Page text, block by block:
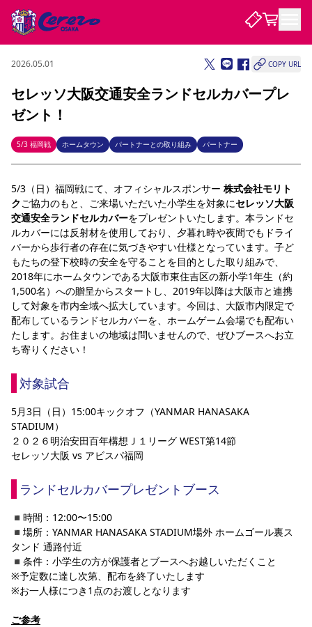
試合・チーム
試合について
試合日程 / 結果 順位表
チームについて
選手・スタッフ スケジュール メディア情報 アクセス レディース
アカデミー ハナサカプレーヤー 歴代所属選手
観戦する
チケット
チケット情報 販売スケジュール 価格・席種 購入方法
シーズンシート
法人シーズンシート 福祉サービス 団体チケット
特定興行入場券
譲渡サービス リセールサービス
観戦ガイド
初めて観戦ガイド キッズ向けサービス グルメ
マッチデープログラム
観戦マナー&ルール
ビジターサポーター観戦ガイド 公式アプリ
スタジアム
YANMAR HANASAKA STADIUM
DAZNで観戦
アウェイツアー
よくある質問
クラブを知る
セレッソ大阪について
クラブ紹介 沿革 シーズン記録 求人情報
サポートする
パートナー企業募集中 セレッソ大阪VISAカード
サポートスタッフ
セレッソアイデアちょうだいな
応援商店街
Lise（ライセンスビジネス）
サステナビリティ
サステナビリティポリシー
スポーツクラブ
関連団体/施設
セレッソスポーツパーク舞洲
YANMAR HANASAKA STADIUM
セレッソ大阪アカデミー
子供のサッカースクール
ファンクラブ
ファンクラブ
SAKURA SOCIO SAKURA POINT Program 招待券引換方法
先行入場
まいセレチケット 会員規定 婚姻届・出生届・命名書
ニュース
ニュース
すべて チーム グッズ チケット イベント ファンクラブ
ホームタウン
パートナー スポーツクラブ メディア 30周年
レディース
アカデミー
2026.05.01 COPY URL
セレッソ大阪交通安全ランドセルカバープレ
ゼント！
5/3 福岡戦 ホームタウン パートナーとの取り組み パートナー
5/3（日）福岡戦にて、オフィシャルスポンサー 株式会社モリト
クご協力のもと、ご来場いただいた小学生を対象にセレッソ大阪
交通安全ランドセルカバーをプレゼントいたします。本ランドセ
ルカバーには反射材を使用しており、夕暮れ時や夜間でもドライ
バーから歩行者の存在に気づきやすい仕様となっています。子ど
もたちの登下校時の安全を守ることを目的とした取り組みで、
2018年にホームタウンである大阪市東住吉区の新小学1年生（約
1,500名）への贈呈からスタートし、2019年以降は大阪市と連携
して対象を市内全域へ拡大しています。今回は、大阪市内限定で
配布しているランドセルカバーを、ホームゲーム会場でも配布い
たします。お住まいの地域は問いませんので、ぜひブースへお立
ち寄りください！
対象試合
5月3日（日）15:00キックオフ（YANMAR HANASAKA
STADIUM）
２０２６明治安田百年構想Ｊ１リーグ WEST第14節
セレッソ大阪 vs アビスパ福岡
ランドセルカバープレゼントブース
◾️時間：12:00〜15:00
◾️場所：YANMAR HANASAKA STADIUM場外 ホームゴール裏ス
タンド 通路付近
◾️条件：小学生の方が保護者とブースへお越しいただくこと
※予定数に達し次第、配布を終了いたします
※お一人様につき1点のお渡しとなります
ご参考